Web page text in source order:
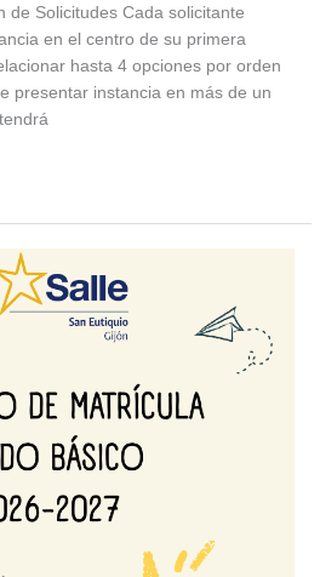
de Solicitudes Cada solicitante
en el centro de su primera
hasta 4 opciones por orden
presentar instancia en más de un